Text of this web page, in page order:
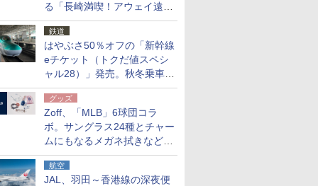
る「長崎満喫！アウェイ遠征
応援キャンペーン」
鉄道
はやぶさ50％オフの「新幹線
eチケット（トクだ値スペシ
ャル28）」発売。秋冬乗車
分、えきねっと限定
グッズ
Zoff、「MLB」6球団コラ
ボ。サングラス24種とチャー
ムにもなるメガネ拭きなど雑
貨24種
航空
JAL、羽田～香港線の深夜便